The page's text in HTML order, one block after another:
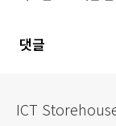
댓글
ICT